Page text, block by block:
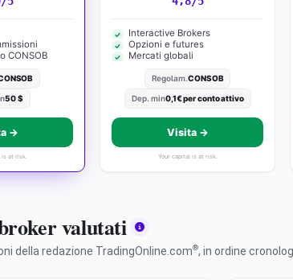
CONSOB
50 $
→
is at risk.
Interactive Brokers
Opzioni e futures
Mercati globali
Regolam.CONSOB
Dep. min0,1€ per conto attivo
Visita →
Your capital is at risk.
valutati
della redazione TradingOnline.com®, in ordine